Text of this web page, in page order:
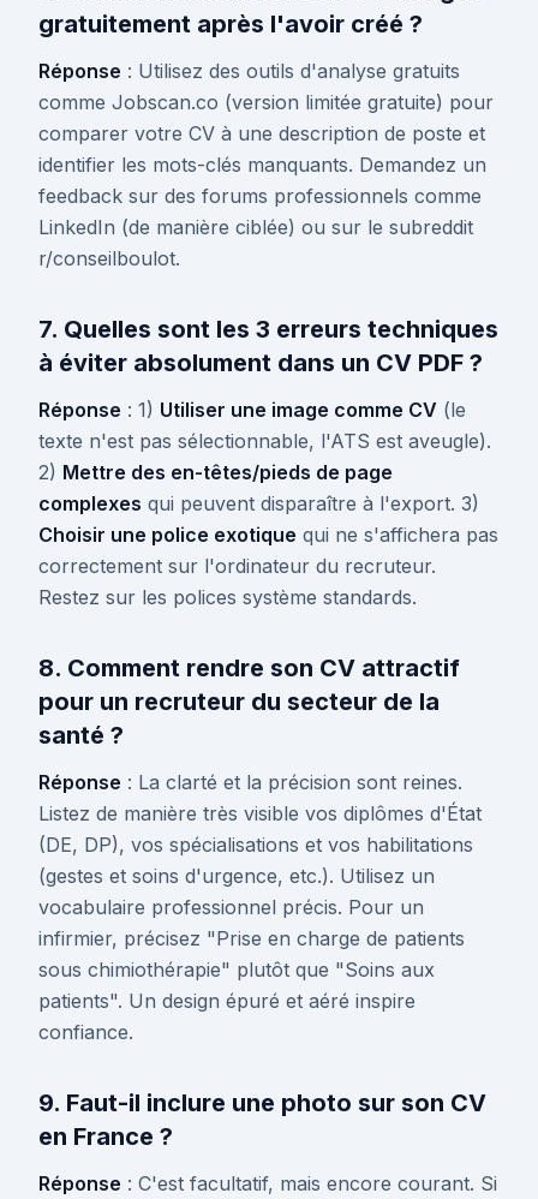
gratuitement après l'avoir créé ?
Réponse : Utilisez des outils d'analyse gratuits
comme Jobscan.co (version limitée gratuite) pour
comparer votre CV à une description de poste et
identifier les mots-clés manquants. Demandez un
feedback sur des forums professionnels comme
LinkedIn (de manière ciblée) ou sur le subreddit
r/conseilboulot.
7. Quelles sont les 3 erreurs techniques
à éviter absolument dans un CV PDF ?
Réponse : 1) Utiliser une image comme CV (le
texte n'est pas sélectionnable, l'ATS est aveugle).
2) Mettre des en-têtes/pieds de page
complexes qui peuvent disparaître à l'export. 3)
Choisir une police exotique qui ne s'affichera pas
correctement sur l'ordinateur du recruteur.
Restez sur les polices système standards.
8. Comment rendre son CV attractif
pour un recruteur du secteur de la
santé ?
Réponse : La clarté et la précision sont reines.
Listez de manière très visible vos diplômes d'État
(DE, DP), vos spécialisations et vos habilitations
(gestes et soins d'urgence, etc.). Utilisez un
vocabulaire professionnel précis. Pour un
infirmier, précisez "Prise en charge de patients
sous chimiothérapie" plutôt que "Soins aux
patients". Un design épuré et aéré inspire
confiance.
9. Faut-il inclure une photo sur son CV
en France ?
Réponse : C'est facultatif, mais encore courant. Si